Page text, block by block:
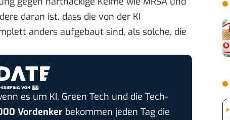
daran ist, dass die von der KI
anders aufgebaut sind, als solche, die
es um KI, Green Tech und die Tech-
Vordenkerbekommen jeden Tag die